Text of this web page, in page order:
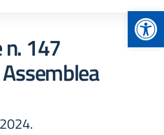
147